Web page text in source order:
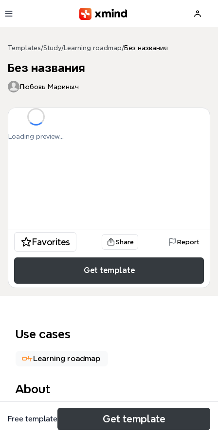
Templates/Study/ Learning roadmap/Без названия
Без названия
Любовь Мариныч
Loading preview...
Favorites Share Report
Get template
Use cases
Learning roadmap
About
Этот шаблон Личный бренд представляет собой
структурированную дорожную карту,
Free template Get template